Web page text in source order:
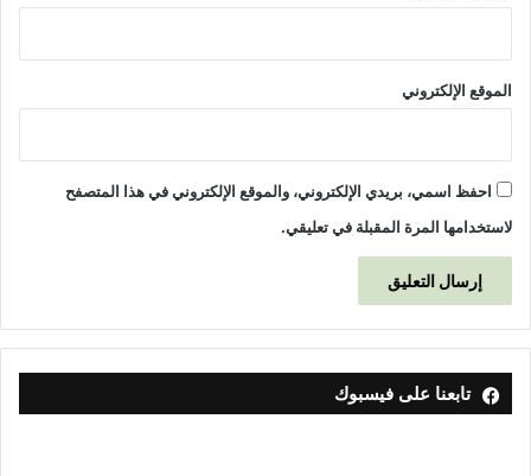
الموقع الإلكتروني
احفظ اسمي، بريدي الإلكتروني، والموقع الإلكتروني في هذا المتصفح
لاستخدامها المرة المقبلة في تعليقي.
تابعنا على فيسبوك